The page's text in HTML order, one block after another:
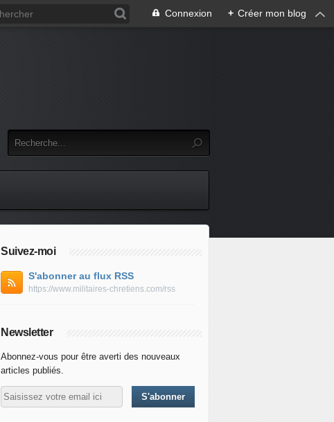
Connexion + Créer mon blog
Suivez-moi
S'abonner au flux RSS
https://www.militaires-chretiens.com/rss
Newsletter
Abonnez-vous pour être averti des nouveaux
articles publiés.